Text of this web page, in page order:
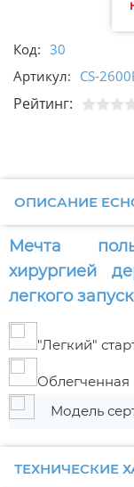
Код: 30
Артикул: CS-
Рейтинг:
ОПИСАНИЕ
Мечта
хирургией
легкого
"Легкий"
Модель
ТЕХНИЧЕСКИЕ